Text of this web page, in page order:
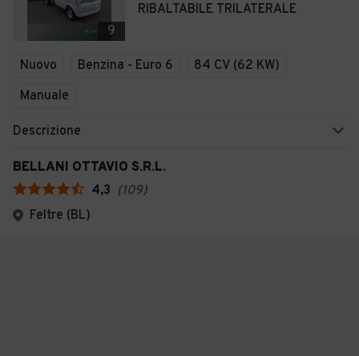
9
RIBALTABILE TRILATERALE
Nuovo Benzina - Euro 6
84 CV (62 KW)
Manuale
Descrizione
BELLANI OTTAVIO S.R.L.
4,3 (109)
Feltre (BL)